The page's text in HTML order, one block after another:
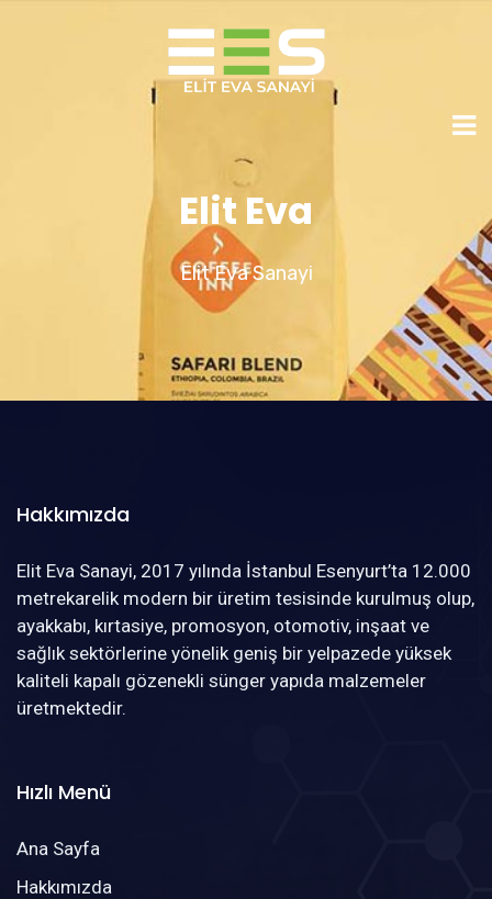
Elit Eva
Elit Eva Sanayi
Hakkımızda
Elit Eva Sanayi, 2017 yılında İstanbul Esenyurt’ta 12.000
metrekarelik modern bir üretim tesisinde kurulmuş olup,
ayakkabı, kırtasiye, promosyon, otomotiv, inşaat ve
sağlık sektörlerine yönelik geniş bir yelpazede yüksek
kaliteli kapalı gözenekli sünger yapıda malzemeler
üretmektedir.
Hızlı Menü
Ana Sayfa
Hakkımızda